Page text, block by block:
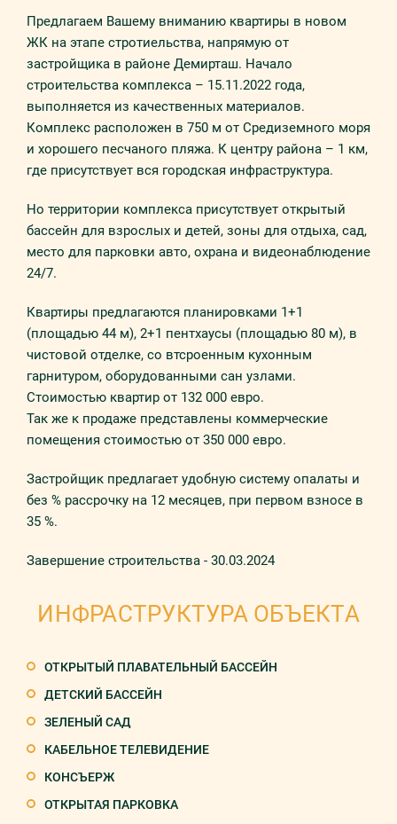
Предлагаем Вашему вниманию квартиры в новом
ЖК на этапе стротиельства, напрямую от
застройщика в районе Демирташ. Начало
строительства комплекса – 15.11.2022 года,
выполняется из качественных материалов.
Комплекс расположен в 750 м от Средиземного моря
и хорошего песчаного пляжа. К центру района – 1 км,
где присутствует вся городская инфраструктура.
Но территории комплекса присутствует открытый
бассейн для взрослых и детей, зоны для отдыха, сад,
место для парковки авто, охрана и видеонаблюдение
24/7.
Квартиры предлагаются планировками 1+1
(площадью 44 м), 2+1 пентхаусы (площадью 80 м), в
чистовой отделке, со втсроенным кухонным
гарнитуром, оборудованными сан узлами.
Стоимостью квартир от 132 000 евро.
Так же к продаже представлены коммерческие
помещения стоимостью от 350 000 евро.
Застройщик предлагает удобную систему опалаты и
без % рассрочку на 12 месяцев, при первом взносе в
35 %.
Завершение строительства - 30.03.2024
ИНФРАСТРУКТУРА ОБЪЕКТА
ОТКРЫТЫЙ ПЛАВАТЕЛЬНЫЙ БАССЕЙН
ДЕТСКИЙ БАССЕЙН
ЗЕЛЕНЫЙ САД
КАБЕЛЬНОЕ ТЕЛЕВИДЕНИЕ
КОНСЪЕРЖ
ОТКРЫТАЯ ПАРКОВКА